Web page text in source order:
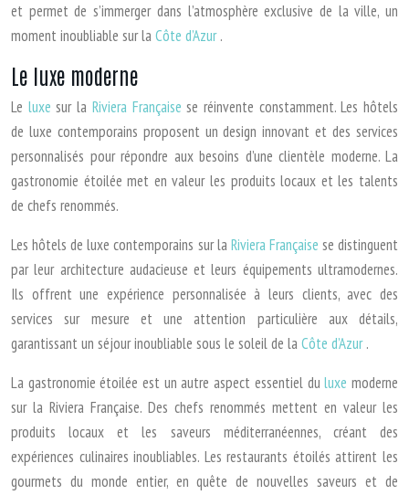
et permet de s’immerger dans l’atmosphère exclusive de la ville, un
moment inoubliable sur la Côte d’Azur.
Le luxe moderne
Le luxesur la Riviera Françaisese réinvente constamment. Les hôtels
de luxe contemporains proposent un design innovant et des services
personnalisés pour répondre aux besoins d’une clientèle moderne. La
gastronomie étoilée met en valeur les produits locaux et les talents
de chefs renommés.
Les hôtels de luxe contemporains sur la Riviera Française se distinguent
par leur architecture audacieuse et leurs équipements ultramodernes.
Ils offrent une expérience personnalisée à leurs clients, avec des
services sur mesure et une attention particulière aux détails,
garantissant un séjour inoubliable sous le soleil de la Côte d’Azur.
La gastronomie étoilée est un autre aspect essentiel duluxemoderne
sur la Riviera Française. Des chefs renommés mettent en valeur les
produits locaux et les saveurs méditerranéennes, créant des
expériences culinaires inoubliables. Les restaurants étoilés attirent les
gourmets du monde entier, en quête de nouvelles saveurs et de